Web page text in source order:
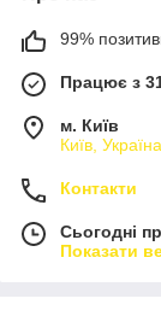
99%
Працює з
м. Київ
Київ, Україна
Контакти
Сьогодні
Показати